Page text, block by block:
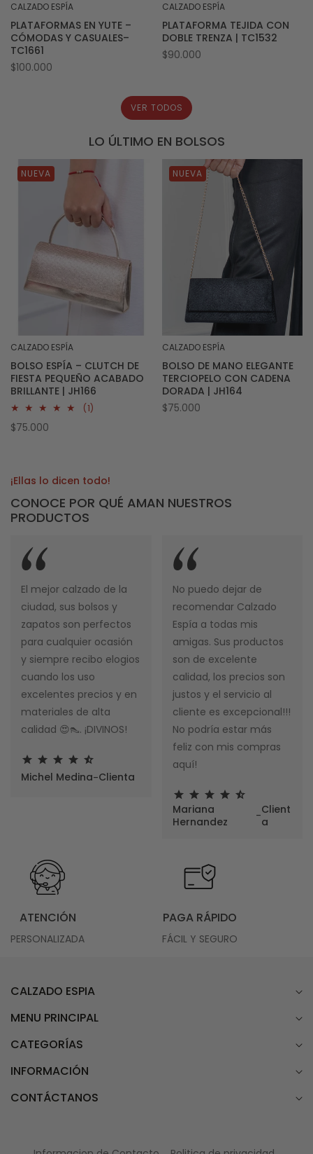
Proveedor:
CALZADO ESPÍA
PLATAFORMAS EN YUTE –
CÓMODAS Y CASUALES–
TC1661
Precio
$100.000
Proveedor:
CALZADO ESPÍA
PLATAFORMA TEJIDA CON
DOBLE TRENZA | TC1532
Precio
$90.000
VER TODOS
LO ÚLTIMO EN BOLSOS
NUEVA
Proveedor:
CALZADO ESPÍA
BOLSO ESPÍA – CLUTCH DE
FIESTA PEQUEÑO ACABADO
BRILLANTE | JH166
(1)
Precio
$75.000
NUEVA
Proveedor:
CALZADO ESPÍA
BOLSO DE MANO ELEGANTE
TERCIOPELO CON CADENA
DORADA | JH164
Precio
$75.000
¡Ellas lo dicen todo!
CONOCE POR QUÉ AMAN NUESTROS
PRODUCTOS
El mejor calzado de la
ciudad, sus bolsos y
zapatos son perfectos
para cualquier ocasión
y siempre recibo elogios
cuando los uso
excelentes precios y en
materiales de alta
calidad 😍👠. ¡DIVINOS!
Michel Medina-Clienta
No puedo dejar de
recomendar Calzado
Espía a todas mis
amigas. Sus productos
son de excelente
calidad, los precios son
justos y el servicio al
cliente es excepcional!!!
No podría estar más
feliz con mis compras
aquí!
Mariana
Hernandez
-Client
a
ATENCIÓN
PERSONALIZADA
PAGA RÁPIDO
FÁCIL Y SEGURO
CALZADO ESPIA
MENU PRINCIPAL
CATEGORÍAS
INFORMACIÓN
CONTÁCTANOS